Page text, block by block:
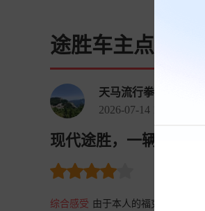
途胜车主点评
天马流行拳
2026-07-14 16:16:25
现代途胜，一辆被埋
综合感受 由于本人的福克斯空间实